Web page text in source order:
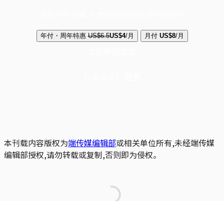
年付・周年特惠 US$6.5US$4/月 月付 US$8/月
本刊载内容版权为端传媒编辑部或相关单位所有,未经端传媒
编辑部授权,请勿转载或复制,否则即为侵权。